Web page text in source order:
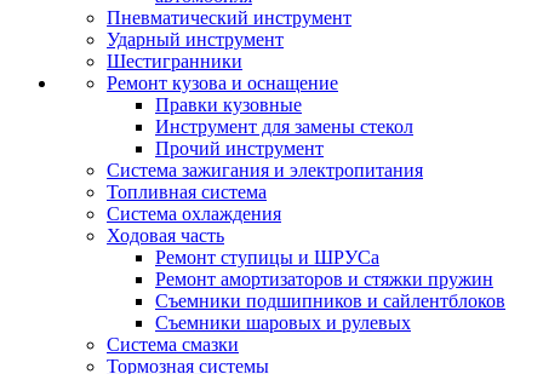
Пневматический инструмент
Ударный инструмент
Шестигранники
Ремонт кузова и оснащение
Правки кузовные
Инструмент для замены стекол
Прочий инструмент
Система зажигания и электропитания
Топливная система
Система охлаждения
Ходовая часть
Ремонт ступицы и ШРУСа
Ремонт амортизаторов и стяжки пружин
Съемники подшипников и сайлентблоков
Съемники шаровых и рулевых
Система смазки
Тормозная системы